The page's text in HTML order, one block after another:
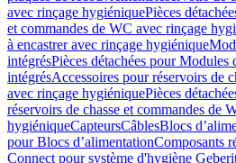
avec rinçage hygiéniquePièces
et commandes de WC avec rinçage
à encastrer avec rinçage hygiénique
intégrésPièces détachées pour Modules
intégrésAccessoires pour réservoirs de
avec rinçage hygiéniquePièces
réservoirs de chasse et commandes de
hygiéniqueCapteursCâblesBlocs
pour Blocs d’alimentationComposants
Connect pour système d'hygiène